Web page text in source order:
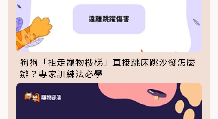
狗狗「拒走寵物樓梯」直接跳床跳沙發怎麼
辦？專家訓練法必學